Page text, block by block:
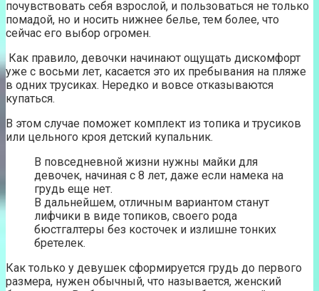
почувствовать себя взрослой, и пользоваться не только
помадой, но и носить нижнее белье, тем более, что
сейчас его выбор огромен.
Как правило, девочки начинают ощущать дискомфорт
уже с восьми лет, касается это их пребывания на пляже
в одних трусиках. Нередко и вовсе отказываются
купаться.
В этом случае поможет комплект из топика и трусиков
или цельного кроя детский купальник.
В повседневной жизни нужны майки для
девочек, начиная с 8 лет, даже если намека на
грудь еще нет.
В дальнейшем, отличным вариантом станут
лифчики в виде топиков, своего рода
бюстгалтеры без косточек и излишне тонких
бретелек.
Как только у девушек сформируется грудь до первого
размера, нужен обычный, что называется, женский